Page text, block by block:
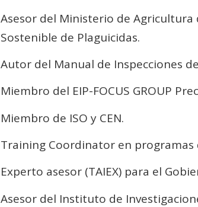
Asesor del Ministerio de Agricultura
Sostenible de Plaguicidas.
Autor del Manual de Inspecciones
Miembro del EIP-FOCUS GROUP
Miembro de ISO y CEN.
Training Coordinator en programas
Experto asesor (TAIEX) para el
Asesor del Instituto de